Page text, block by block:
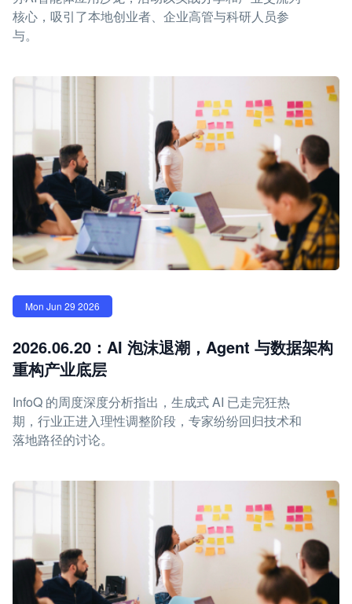
核心，吸引了本地创业者、企业高管与科研人员参
与。
Mon Jun 29 2026
2026.06.20：AI 泡沫退潮，Agent 与数据架构
重构产业底层
InfoQ 的周度深度分析指出，生成式 AI 已走完狂热
期，行业正进入理性调整阶段，专家纷纷回归技术和
落地路径的讨论。